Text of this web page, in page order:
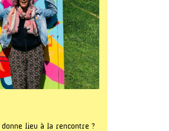
donne lieu à la rencontre ?